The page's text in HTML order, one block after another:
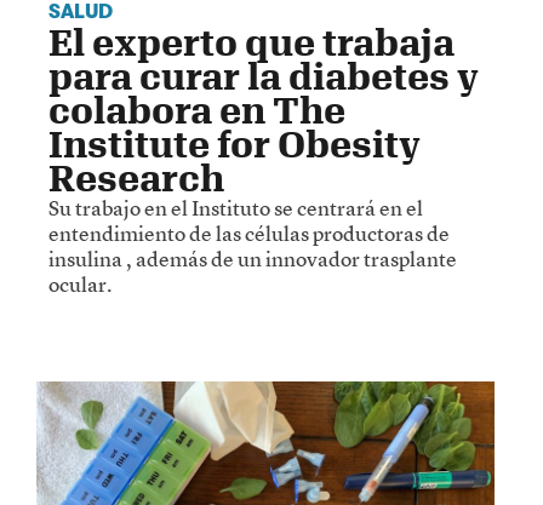
SALUD
El experto que trabaja
para curar la diabetes y
colabora en The
Institute for Obesity
Research
Su trabajo en el Instituto se centrará en el
entendimiento de las células productoras de
insulina , además de un innovador trasplante
ocular.